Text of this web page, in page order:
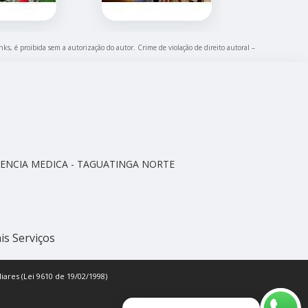
é proibida sem a autorização do autor. Crime de violação de direito autoral –
MEDICA - TAGUATINGA NORTE
Serviços
(Lei 9610 de 19/02/1998)